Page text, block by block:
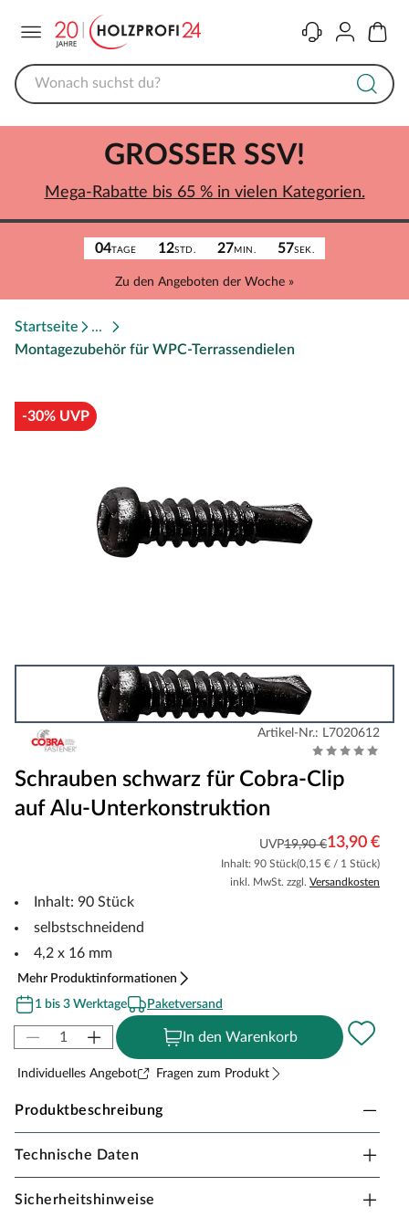
KontaktKonto
04TAGE 12STD. 27MIN. 57SEK.
Zu den Angeboten der Woche »
GROSSER SSV!
Mega-Rabatte bis 65 % in vielen Kategorien.
Startseite
Montagezubehör für WPC-Terrassendielen
-30% UVP
Artikel-Nr.: L7020612
Schrauben schwarz für Cobra-Clip
auf Alu-Unterkonstruktion
UVP19,90 €13,90 €
Inhalt: 90 Stück(0,15 € / 1 Stück)
inkl. MwSt. zzgl. Versandkosten
Inhalt: 90 Stück
selbstschneidend
4,2 x 16 mm
Mehr Produktinformationen
1 bis 3 Werktage
Paketversand
In den Warenkorb
Individuelles Angebot Fragen zum Produkt
Produktbeschreibung
Schrauben schwarz
Technische Daten
Sicherheitshinweise